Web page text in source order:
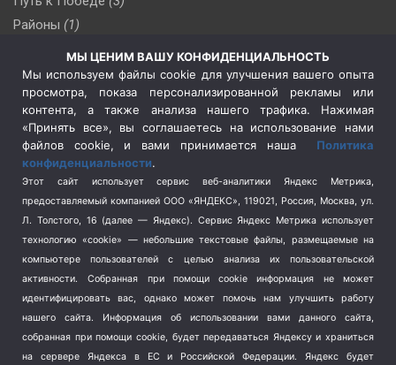
Районы (1)
(510)
Сельское хозяйство (3)
Социальная политика
(3)
Спецоперация в Украине
Спецоперация на Украине
(404)
Спорт (740)
Терроризм (1)
Транспорт (262)
Туризм (178)
Школа и спорт (2)
Экология (8)
МЫ ЦЕНИМ ВАШУ КОНФИДЕНЦИАЛЬНОСТЬ
Мы используем файлы cookie для улучшения вашего опыта
просмотра, показа персонализированной рекламы или
контента, а также анализа нашего трафика. Нажимая
«Принять все», вы соглашаетесь на использование нами
файлов cookie, и вами принимается наша Политика
конфиденциальности.
Этот сайт использует сервис веб-аналитики Яндекс Метрика,
предоставляемый компанией ООО «ЯНДЕКС», 119021, Россия, Москва, ул.
Л. Толстого, 16 (далее — Яндекс). Сервис Яндекс Метрика использует
технологию «cookie» — небольшие текстовые файлы, размещаемые на
компьютере пользователей с целью анализа их пользовательской
активности.
Собранная при помощи cookie информация не может
идентифицировать вас, однако может помочь нам улучшить работу
нашего сайта. Информация об использовании вами данного сайта,
собранная при помощи cookie, будет передаваться Яндексу и храниться
на сервере Яндекса в ЕС и Российской Федерации. Яндекс будет